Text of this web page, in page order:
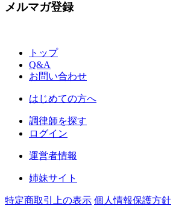
メルマガ登録
トップ
Q&A
お問い合わせ
はじめての方へ
調律師を探す
ログイン
運営者情報
姉妹サイト
特定商取引上の表示 個人情報保護方針